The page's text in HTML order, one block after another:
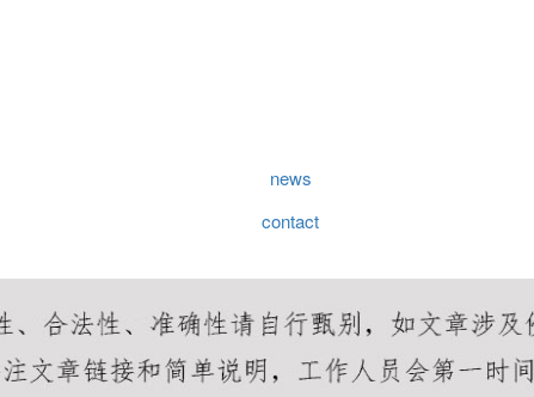
news
contact